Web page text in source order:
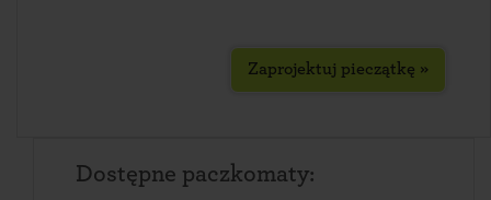
Zaprojektuj pieczątkę »
Dostępne paczkomaty: